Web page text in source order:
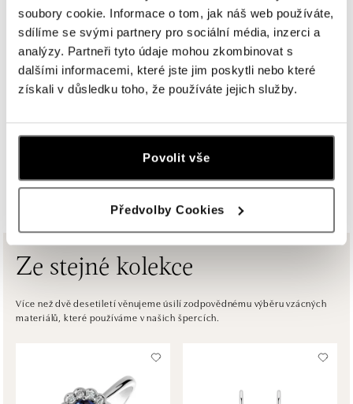
soubory cookie. Informace o tom, jak náš web používáte,
sdílíme se svými partnery pro sociální média, inzerci a
analýzy. Partneři tyto údaje mohou zkombinovat s
dalšími informacemi, které jste jim poskytli nebo které
získali v důsledku toho, že používáte jejich služby.
Povolit vše
Předvolby Cookies
Chlumecká 765/6, 198 19 Praha 9
tel.: +420735703904
dnes otevřeno do 21:00
ALOve Westfield, Praha 4 - Chodov
tel.: +420730524389
dnes otevřeno do 21:00
ALOve OC Aupark, Bratislava
Einsteinova 3541/18, 851 01 Bratislava
dnes otevřeno do 21:00
ALOve OC Eurovea, Bratislava
Pribinova 8, 811 09 Bratislava
tel.: +421917090467
HALADA OC Avion, Bratislava
Ivanská cesta 16, 821 04 Bratislava
ZOBRAZIT VŠECHNY BUTIKY
Ze stejné kolekce
Více než dvě desetiletí věnujeme úsilí zodpovědnému výběru vzácných
materiálů, které používáme v našich špercích.